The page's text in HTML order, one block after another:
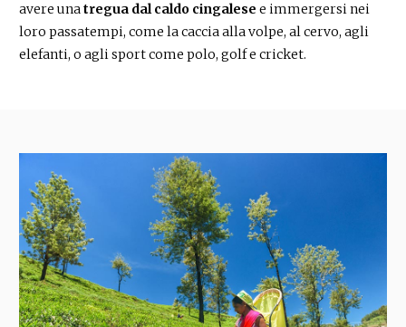
avere unatregua dal caldo cingalese e immergersi nei
loro passatempi, come la caccia alla volpe, al cervo, agli
elefanti, o agli sport come polo, golf e cricket.